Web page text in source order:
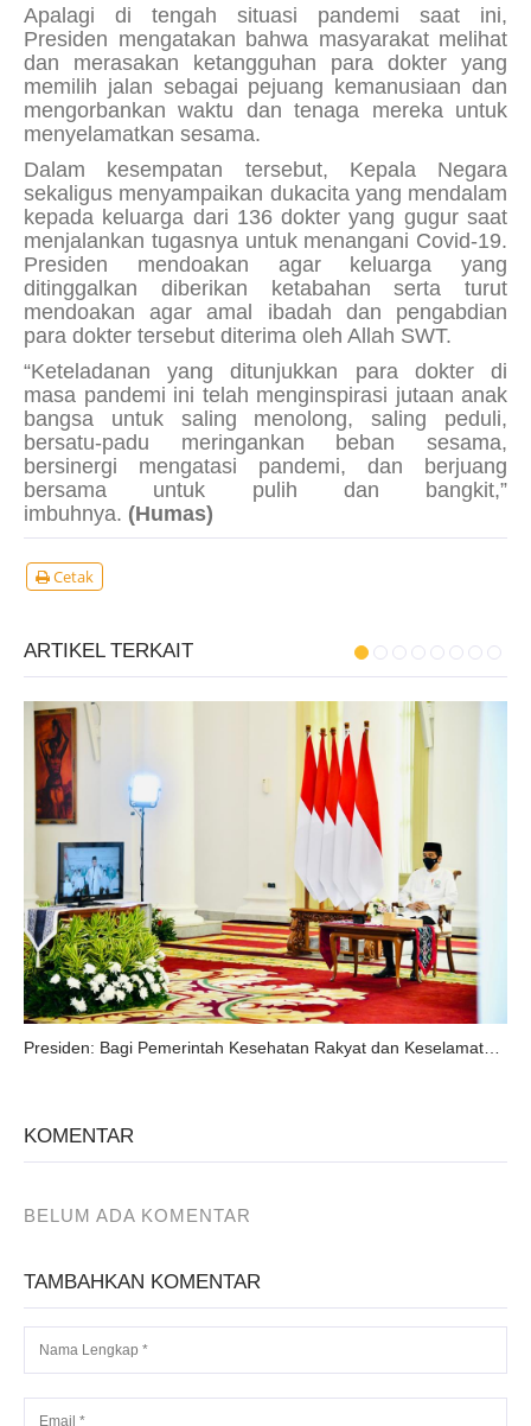
Apalagi di tengah situasi pandemi saat ini,
Presiden mengatakan bahwa masyarakat melihat
dan merasakan ketangguhan para dokter yang
memilih jalan sebagai pejuang kemanusiaan dan
mengorbankan waktu dan tenaga mereka untuk
menyelamatkan sesama.
Dalam kesempatan tersebut, Kepala Negara
sekaligus menyampaikan dukacita yang mendalam
kepada keluarga dari 136 dokter yang gugur saat
menjalankan tugasnya untuk menangani Covid-19.
Presiden mendoakan agar keluarga yang
ditinggalkan diberikan ketabahan serta turut
mendoakan agar amal ibadah dan pengabdian
para dokter tersebut diterima oleh Allah SWT.
“Keteladanan yang ditunjukkan para dokter di
masa pandemi ini telah menginspirasi jutaan anak
bangsa untuk saling menolong, saling peduli,
bersatu-padu meringankan beban sesama,
bersinergi mengatasi pandemi, dan berjuang
bersama untuk pulih dan bangkit,”
imbuhnya. (Humas)
Cetak
ARTIKEL TERKAIT
KOMENTAR
BELUM ADA KOMENTAR
TAMBAHKAN KOMENTAR